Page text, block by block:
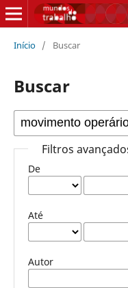
Início / Buscar
Buscar
Filtros
De
Até
Autor